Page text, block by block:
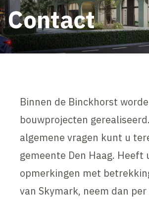
Contact
Binnen de Binckhorst
bouwprojecten
algemene vragen kunt u
gemeente Den Haag. Heeft
opmerkingen met
van Skymark, neem dan